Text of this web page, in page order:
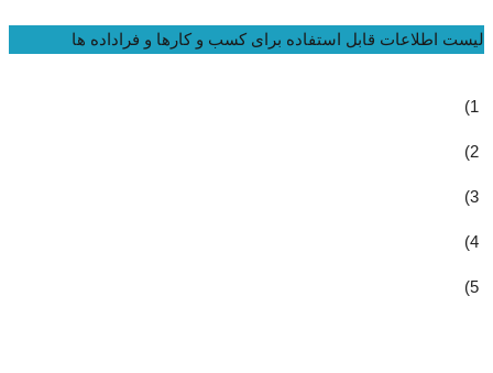
لیست اطلاعات قابل استفاده برای کسب و کارها و فراداده ها
1)
2)
3)
4)
5)